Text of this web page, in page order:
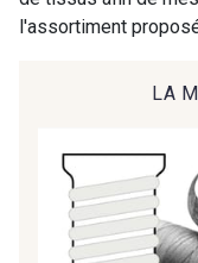
l'assortiment
LA